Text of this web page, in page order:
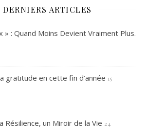
DERNIERS ARTICLES
» : Quand Moins Devient Vraiment Plus.
gratitude en cette fin d’année 15
Résilience, un Miroir de la Vie 24